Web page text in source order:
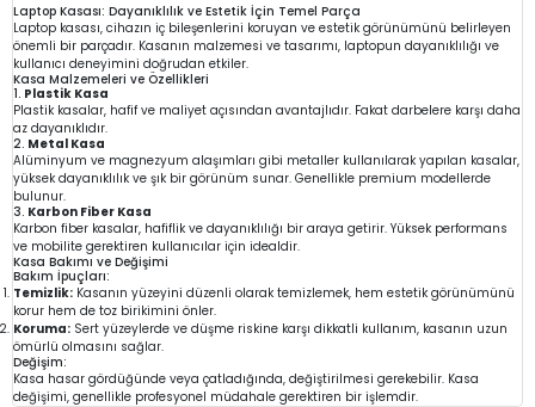
Laptop Kasası: Dayanıklılık ve Estetik İçin Temel Parça
Laptop kasası, cihazın iç bileşenlerini koruyan ve estetik görünümünü belirleyen
önemli bir parçadır. Kasanın malzemesi ve tasarımı, laptopun dayanıklılığı ve
kullanıcı deneyimini doğrudan etkiler.
Kasa Malzemeleri ve Özellikleri
1. Plastik Kasa
Plastik kasalar, hafif ve maliyet açısından avantajlıdır. Fakat darbelere karşı daha
az dayanıklıdır.
2. Metal Kasa
Alüminyum ve magnezyum alaşımları gibi metaller kullanılarak yapılan kasalar,
yüksek dayanıklılık ve şık bir görünüm sunar. Genellikle premium modellerde
bulunur.
3. Karbon Fiber Kasa
Karbon fiber kasalar, hafiflik ve dayanıklılığı bir araya getirir. Yüksek performans
ve mobilite gerektiren kullanıcılar için idealdir.
Kasa Bakımı ve Değişimi
Bakım İpuçları:
Temizlik: Kasanın yüzeyini düzenli olarak temizlemek, hem estetik görünümünü
korur hem de toz birikimini önler.
Koruma: Sert yüzeylerde ve düşme riskine karşı dikkatli kullanım, kasanın uzun
ömürlü olmasını sağlar.
Değişim:
Kasa hasar gördüğünde veya çatladığında, değiştirilmesi gerekebilir. Kasa
değişimi, genellikle profesyonel müdahale gerektiren bir işlemdir.